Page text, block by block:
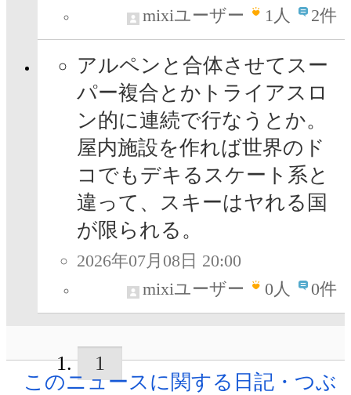
mixiユーザー
1人 2件
アルペンと合体させてスー
パー複合とかトライアスロ
ン的に連続で行なうとか。
屋内施設を作れば世界のド
コでもデキるスケート系と
違って、スキーはヤれる国
が限られる。
2026年07月08日 20:00
mixiユーザー
0人 0件
1
このニュースに関する日記・つぶ